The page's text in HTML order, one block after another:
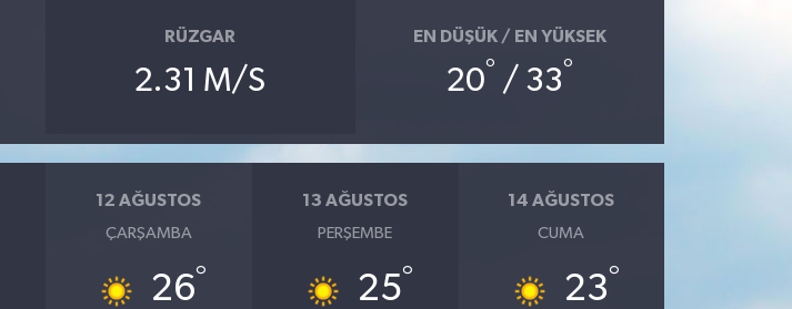
RÜZGAR
2.31 M/S
EN DÜŞÜK / EN YÜKSEK
20° / 33°
12 AĞUSTOS
ÇARŞAMBA
26°
13 AĞUSTOS
PERŞEMBE
25°
14 AĞUSTOS
CUMA
23°